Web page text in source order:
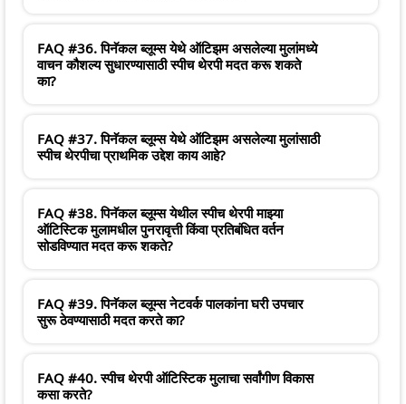
FAQ #36. पिनॅकल ब्लूम्स येथे ऑटिझम असलेल्या मुलांमध्ये
वाचन कौशल्य सुधारण्यासाठी स्पीच थेरपी मदत करू शकते
का?
FAQ #37. पिनॅकल ब्लूम्स येथे ऑटिझम असलेल्या मुलांसाठी
स्पीच थेरपीचा प्राथमिक उद्देश काय आहे?
FAQ #38. पिनॅकल ब्लूम्स येथील स्पीच थेरपी माझ्या
ऑटिस्टिक मुलामधील पुनरावृत्ती किंवा प्रतिबंधित वर्तन
सोडविण्यात मदत करू शकते?
FAQ #39. पिनॅकल ब्लूम्स नेटवर्क पालकांना घरी उपचार
सुरू ठेवण्यासाठी मदत करते का?
FAQ #40. स्पीच थेरपी ऑटिस्टिक मुलाचा सर्वांगीण विकास
कसा करते?